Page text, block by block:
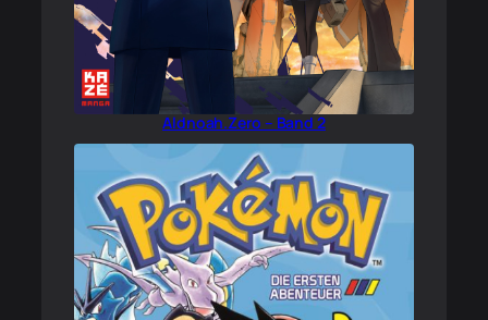
Aldnoah.Zero – Band 2